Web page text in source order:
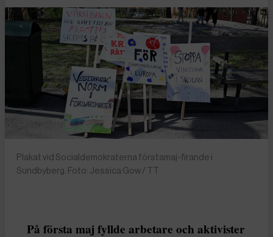
Plakat vid Socialdemokraterna förstamaj-firande i
Sundbyberg. Foto: Jessica Gow / TT
På första maj fyllde arbetare och aktivister